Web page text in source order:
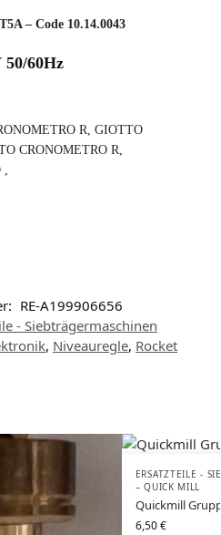
– Code 10.14.0043
60Hz
R, GIOTTO
CRONOMETRO R,
RE-A199906656
- Siebträgermaschinen
, Niveauregle, Rocket
ERSATZTEILE -
– QUICK MILL
Quickmill
6,50€